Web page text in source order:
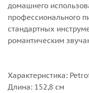
домашнего
профессионального
стандартных
романтическим
Характеристика:
Длина: 152,8 см